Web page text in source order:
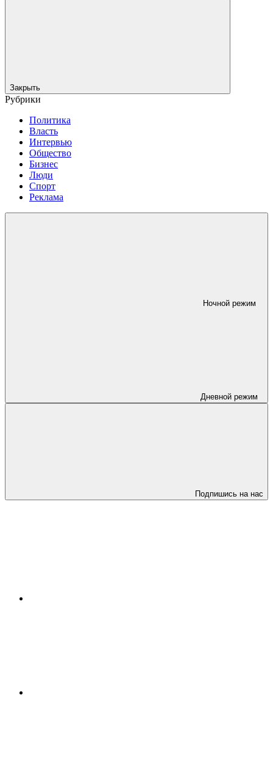
Закрыть
Рубрики
Политика
Власть
Интервью
Общество
Бизнес
Люди
Спорт
Реклама
Ночной режим
Дневной режим
Подпишись на нас